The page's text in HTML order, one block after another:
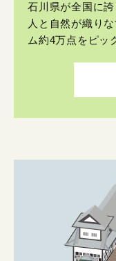
石川県が全国に
人と自然が織り
ム約4万点をピッ